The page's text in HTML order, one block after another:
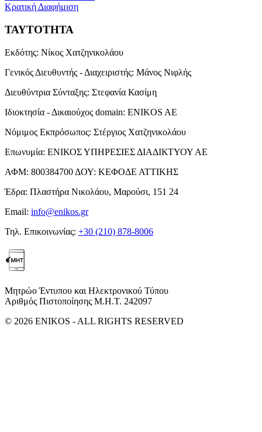
Κρατική Διαφήμιση
ΤΑΥΤΟΤΗΤΑ
Εκδότης: Νίκος Χατζηνικολάου
Γενικός Διευθυντής - Διαχειριστής: Μάνος Νιφλής
Διευθύντρια Σύνταξης: Στεφανία Κασίμη
Ιδιοκτησία - Δικαιούχος domain: ENIKOS AE
Νόμιμος Εκπρόσωπος: Στέργιος Χατζηνικολάου
Επωνυμία: ΕΝΙΚΟΣ ΥΠΗΡΕΣΙΕΣ ΔΙΑΔΙΚΤΥΟΥ ΑΕ
ΑΦΜ: 800384700 ΔΟΥ: ΚΕΦΟΔΕ ΑΤΤΙΚΗΣ
Έδρα: Πλαστήρα Νικολάου, Μαρούσι, 151 24
Email: info@enikos.gr
Τηλ. Επικοινωνίας: +30 (210) 878-8006
Μητρώο Έντυπου και Ηλεκτρονικού Τύπου
Αριθμός Πιστοποίησης Μ.Η.Τ. 242097
© 2026 ENIKOS - ALL RIGHTS RESERVED